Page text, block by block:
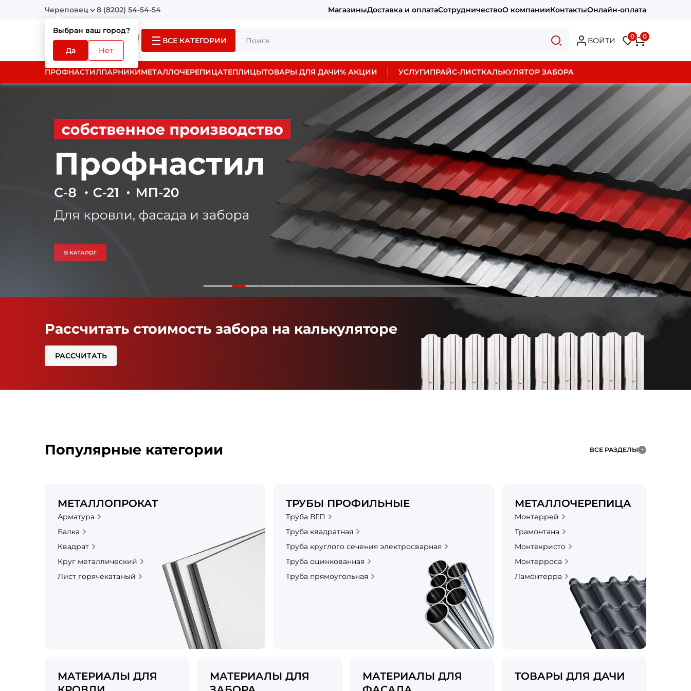
Череповец
Выбран ваш город?
Да Нет
8 (8202) 54-54-54 МагазиныДоставка и оплатаСотрудничествоО компанииКонтактыОнлайн-оплата
ВСЕ КАТЕГОРИИ ВОЙТИ 0 0
ПРОФНАСТИЛПАРНИКИМЕТАЛЛОЧЕРЕПИЦАТЕПЛИЦЫТОВАРЫ ДЛЯ ДАЧИ% АКЦИИ УСЛУГИПРАЙС-ЛИСТКАЛЬКУЛЯТОР ЗАБОРА
Рассчитать стоимость забора на калькуляторе
РАССЧИТАТЬ
Популярные категории ВСЕ РАЗДЕЛЫ
МЕТАЛЛОПРОКАТ
Арматура
Балка
Квадрат
Круг металлический
Лист горячекатаный
ТРУБЫ ПРОФИЛЬНЫЕ
Труба ВГП
Труба квадратная
Труба круглого сечения электросварная
Труба оцинкованная
Труба прямоугольная
МЕТАЛЛОЧЕРЕПИЦА
Монтеррей
Трамонтана
Монтекристо
Монтерроса
Ламонтерра
МАТЕРИАЛЫ ДЛЯ
МАТЕРИАЛЫ ДЛЯ
МАТЕРИАЛЫ ДЛЯ
ТОВАРЫ ДЛЯ ДАЧИ